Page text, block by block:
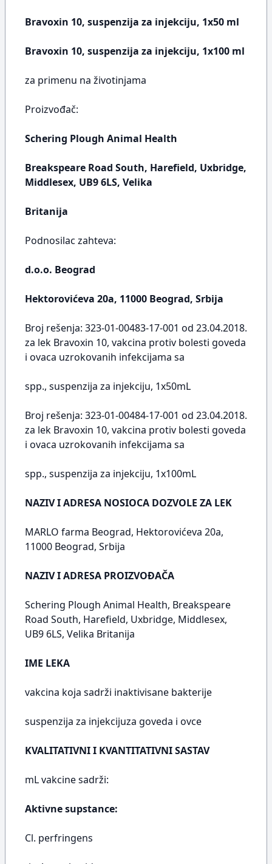
Bravoxin 10, suspenzija za injekciju, 1x50 ml
Bravoxin 10, suspenzija za injekciju, 1x100 ml
za primenu na životinjama
Proizvođač:
Schering Plough Animal Health
Breakspeare Road South, Harefield, Uxbridge,
Middlesex, UB9 6LS, Velika
Britanija
Podnosilac zahteva:
d.o.o. Beograd
Hektorovićeva 20a, 11000 Beograd, Srbija
Broj rešenja: 323-01-00483-17-001 od 23.04.2018.
za lek Bravoxin 10, vakcina protiv bolesti goveda
i ovaca uzrokovanih infekcijama sa
spp., suspenzija za injekciju, 1x50mL
Broj rešenja: 323-01-00484-17-001 od 23.04.2018.
za lek Bravoxin 10, vakcina protiv bolesti goveda
i ovaca uzrokovanih infekcijama sa
spp., suspenzija za injekciju, 1x100mL
NAZIV I ADRESA NOSIOCA DOZVOLE ZA LEK
MARLO farma Beograd, Hektorovićeva 20a,
11000 Beograd, Srbija
NAZIV I ADRESA PROIZVOĐAČA
Schering Plough Animal Health, Breakspeare
Road South, Harefield, Uxbridge, Middlesex,
UB9 6LS, Velika Britanija
IME LEKA
vakcina koja sadrži inaktivisane bakterije
suspenzija za injekcijuza goveda i ovce
KVALITATIVNI I KVANTITATIVNI SASTAV
mL vakcine sadrži:
Aktivne supstance:
Cl. perfringens